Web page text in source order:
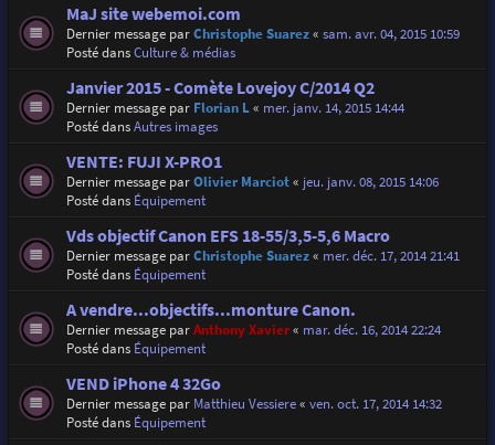
MaJ site webemoi.com
Dernier message parChristophe Suarez« sam. avr. 04, 2015 10:59
Posté dansCulture & médias
Janvier 2015 - Comète Lovejoy C/2014 Q2
Dernier message par Florian L« mer. janv. 14, 2015 14:44
Posté dansAutres images
VENTE: FUJI X-PRO1
Dernier message parOlivier Marciot« jeu. janv. 08, 2015 14:06
Posté dans Équipement
Vds objectif Canon EFS 18-55/3,5-5,6 Macro
Dernier message parChristophe Suarez« mer. déc. 17, 2014 21:41
Posté dans Équipement
A vendre...objectifs...monture Canon.
Dernier message parAnthony Xavier« mar. déc. 16, 2014 22:24
Posté dans Équipement
VEND iPhone 4 32Go
Dernier message par Matthieu Vessiere« ven. oct. 17, 2014 14:32
Posté dans Équipement